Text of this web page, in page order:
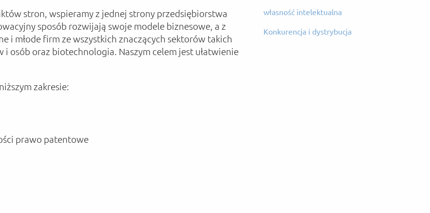
stron, wspieramy z jednej strony przedsiębiorstwa
sposób rozwijają swoje modele biznesowe, a z
i młode firm ze wszystkich znaczących sektorów takich
osób oraz biotechnologia. Naszym celem jest ułatwienie
zakresie:
prawo patentowe
własność intelektualna
Konkurencja i dystrybucja